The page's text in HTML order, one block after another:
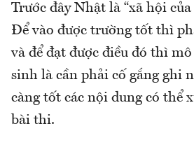
Trước đây Nhật là “xã hội
Để vào được trường tốt thì
và để đạt được điều đó thì
sinh là cần phải cố gắng ghi
càng tốt các nội dung có thể
bài thi.